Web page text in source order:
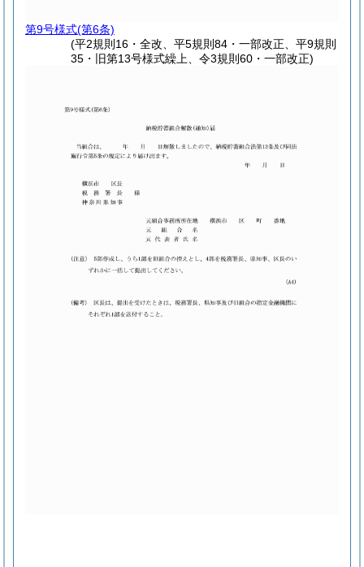
第9号様式(第6条)
(平2規則16・全改、平5規則84・一部改正、平9規則
35・旧第13号様式繰上、令3規則60・一部改正)